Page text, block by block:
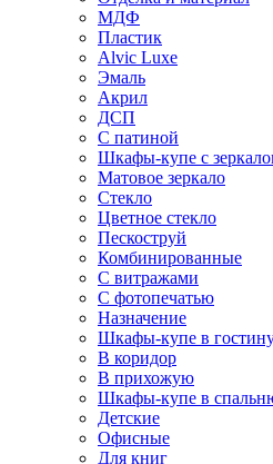
МДФ
Пластик
Alvic Luxe
Эмаль
Акрил
ДСП
С патиной
Шкафы-купе с
Матовое зеркало
Стекло
Цветное стекло
Пескоструй
Комбинированные
С витражами
С фотопечатью
Назначение
Шкафы-купе в
В коридор
В прихожую
Шкафы-купе в
Детские
Офисные
Для книг